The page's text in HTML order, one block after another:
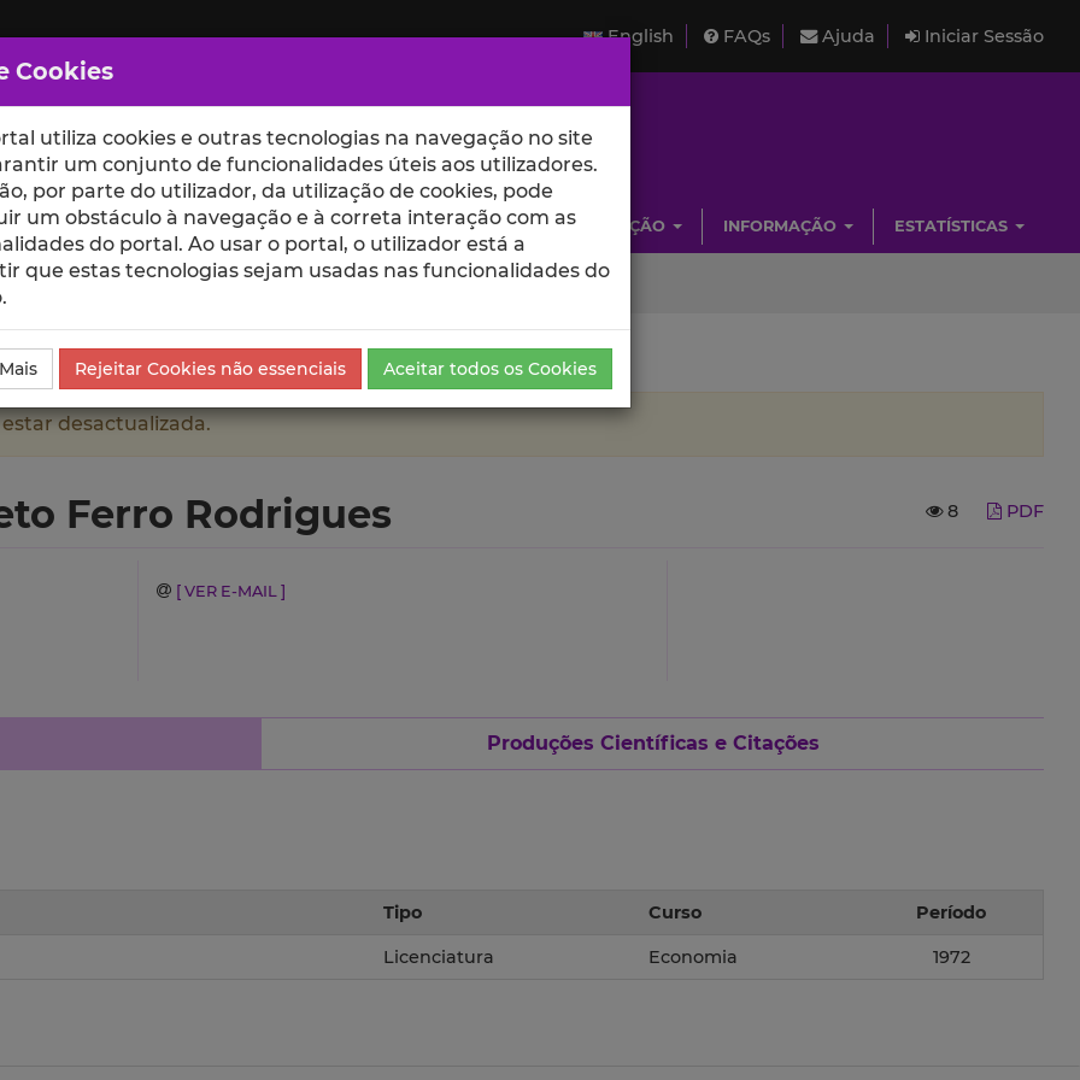
English FAQs Ajuda Iniciar Sessão
ESCOLAS UNIDADES INVESTIGAÇÃO INFORMAÇÃO ESTATÍSTICAS
Currículo
desactualizada.
8 PDF
Ferro Rodrigues
[ VER E-MAIL ]
Produções Científicas e Citações
Tipo Curso Período
Licenciatura Economia 1972
Cookies
utiliza cookies e outras tecnologias na navegação no site
um conjunto de funcionalidades úteis aos utilizadores.
por parte do utilizador, da utilização de cookies, pode
um obstáculo à navegação e à correta interação com as
do portal. Ao usar o portal, o utilizador está a
que estas tecnologias sejam usadas nas funcionalidades do
Rejeitar Cookies não essenciais Aceitar todos os Cookies